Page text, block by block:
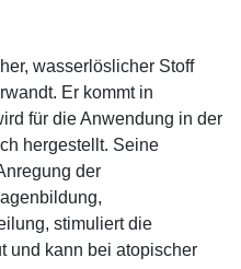
wasserlöslicher Stoff
Er kommt in
für die Anwendung in der
hergestellt. Seine
der
stimuliert die
und kann bei atopischer